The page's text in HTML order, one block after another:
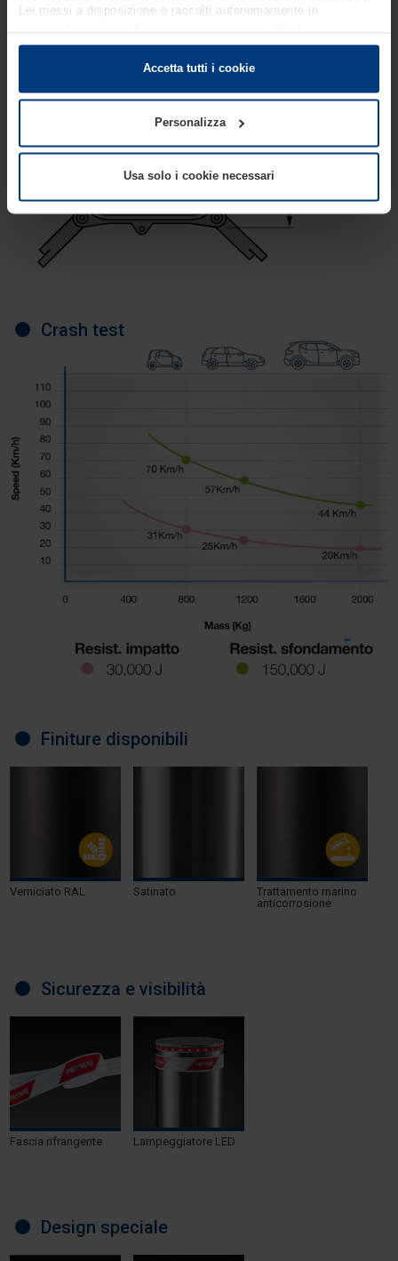
Lei messi a disposizione o raccolti autonomamente in
Le disposizioni di legge ci autorizzano a salvare i cookie sul
Suo dispositivo in tutti quei casi in cui essi sono strettamente
tipi di cookie, necessitiamo del Suo consenso. Lei ha comunque
facoltà di modificare o revocare tale consenso in ogni momento
Accetta tutti i cookie
Personalizza
Usa solo i cookie necessari
Crash test
Finiture disponibili
Verniciato RAL Satinato
Trattamento marino
anticorrosione
Sicurezza e visibilità
Fascia rifrangente Lampeggiatore LED
Design speciale